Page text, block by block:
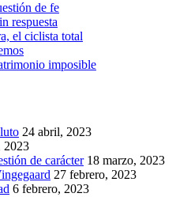
de fe
respuesta
el ciclista total
imposible
24 abril, 2023
2023
de carácter 18 marzo, 2023
27 febrero, 2023
6 febrero, 2023